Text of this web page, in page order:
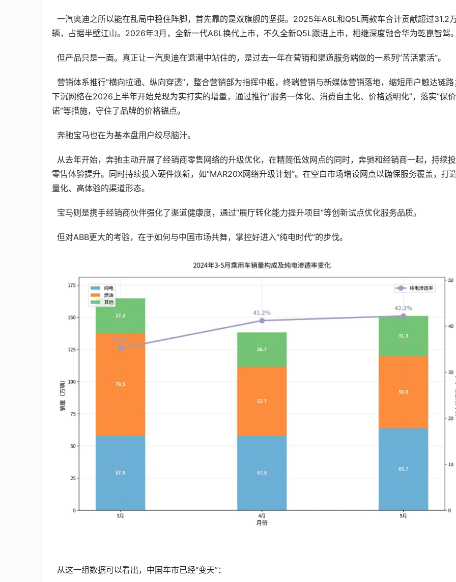
辆，占据半壁江山。2026年3月，全新一代A6L换代上市，不久全新Q5L跟进上市，相继深度融合华为乾崑智驾
  但产品只是一面。真正让一汽奥迪在退潮中站住的，是过去一年在营销和渠道服务端做的一系列”苦活累活”。
下沉网络在2026上半年开始兑现为实打实的增量，通过推行”服务一体化、消费自主化、价格透明化”，落实”保
诺”等措施，守住了品牌的价格锚点。
  奔驰宝马也在为基本盘用户绞尽脑汁。
零售体验提升。同时持续投入硬件焕新，如“MAR20X网络升级计划”。在空白市场增设网点以确保服务覆盖，打
量化、高体验的渠道形态。
  宝马则是携手经销商伙伴强化了渠道健康度，通过“展厅转化能力提升项目”等创新试点优化服务品质。
  但对ABB更大的考验，在于如何与中国市场共舞，掌控好进入“纯电时代”的步伐。
  从这一组数据可以看出，中国车市已经“变天”：